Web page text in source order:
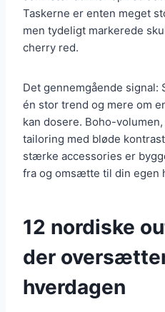
Taskerne er enten meget
men tydeligt markerede
cherry red.
Det gennemgående signal:
én stor trend og mere om
kan dosere. Boho-
tailoring med bløde
stærke accessories er
fra og omsætte til din egen
12 nordiske
der
hverdagen